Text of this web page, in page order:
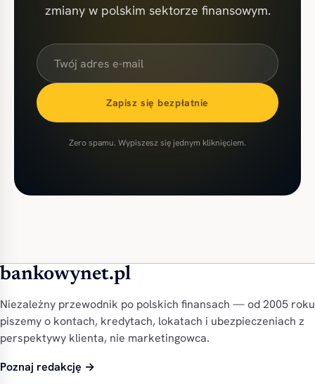
zmiany w polskim sektorze finansowym.
Zapisz się bezpłatnie
Zero spamu. Wypiszesz się jednym kliknięciem.
bankowynet.pl
Niezależny przewodnik po polskich finansach — od 2005 roku
piszemy o kontach, kredytach, lokatach i ubezpieczeniach z
perspektywy klienta, nie marketingowca.
Poznaj redakcję →